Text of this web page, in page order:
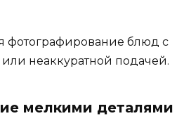
фотографирование блюд с
неаккуратной подачей.
мелкими деталями